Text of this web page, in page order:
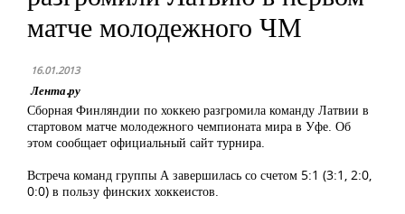
матче молодежного ЧМ
16.01.2013
Лента.ру
Сборная Финляндии по хоккею разгромила команду Латвии в
стартовом матче молодежного чемпионата мира в Уфе. Об
этом сообщает официальный сайт турнира.
Встреча команд группы А завершилась со счетом 5:1 (3:1, 2:0,
0:0) в пользу финских хоккеистов.